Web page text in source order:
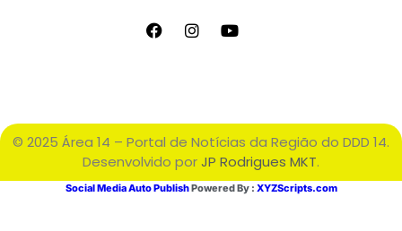
© 2025 Área 14 – Portal de Notícias da Região do DDD 14.
Desenvolvido porJP Rodrigues MKT.
Social Media Auto PublishPowered By : XYZScripts.com